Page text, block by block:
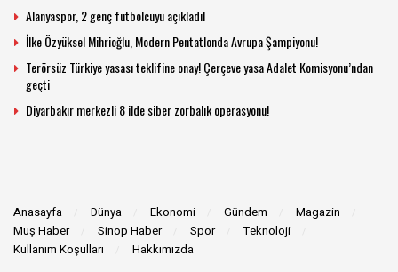
Alanyaspor, 2 genç futbolcuyu açıkladı!
İlke Özyüksel Mihrioğlu, Modern Pentatlonda Avrupa Şampiyonu!
Terörsüz Türkiye yasası teklifine onay! Çerçeve yasa Adalet Komisyonu’ndan
geçti
Diyarbakır merkezli 8 ilde siber zorbalık operasyonu!
Anasayfa Dünya Ekonomi Gündem
Magazin
Muş Haber
Sinop Haber Spor
Teknoloji
Kullanım Koşulları
Hakkımızda